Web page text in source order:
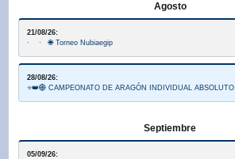
Agosto
21/08/26:
· · 🌐 Torneo Nubiaegip
28/08/26:
⭐👑🌐 CAMPEONATO DE ARAGÓN INDIVIDUAL ABSOLUTO
Septiembre
05/09/26: